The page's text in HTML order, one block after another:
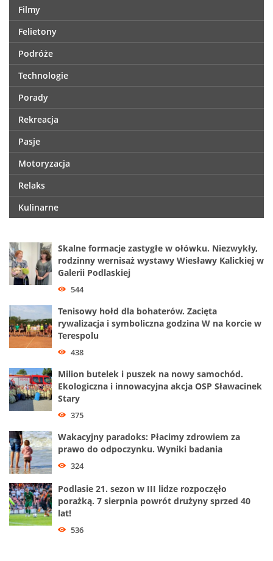
Filmy
Felietony
Podróże
Technologie
Porady
Rekreacja
Pasje
Motoryzacja
Relaks
Kulinarne
Skalne formacje zastygłe w ołówku. Niezwykły,
rodzinny wernisaż wystawy Wiesławy Kalickiej w
Galerii Podlaskiej
544
Tenisowy hołd dla bohaterów. Zacięta
rywalizacja i symboliczna godzina W na korcie w
Terespolu
438
Milion butelek i puszek na nowy samochód.
Ekologiczna i innowacyjna akcja OSP Sławacinek
Stary
375
Wakacyjny paradoks: Płacimy zdrowiem za
prawo do odpoczynku. Wyniki badania
324
Podlasie 21. sezon w III lidze rozpoczęło
porażką. 7 sierpnia powrót drużyny sprzed 40
lat!
536